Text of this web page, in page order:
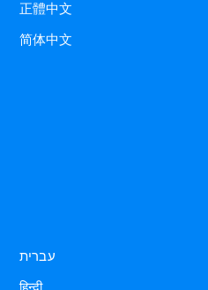
正體中文
简体中文
עברית
हिन्दी